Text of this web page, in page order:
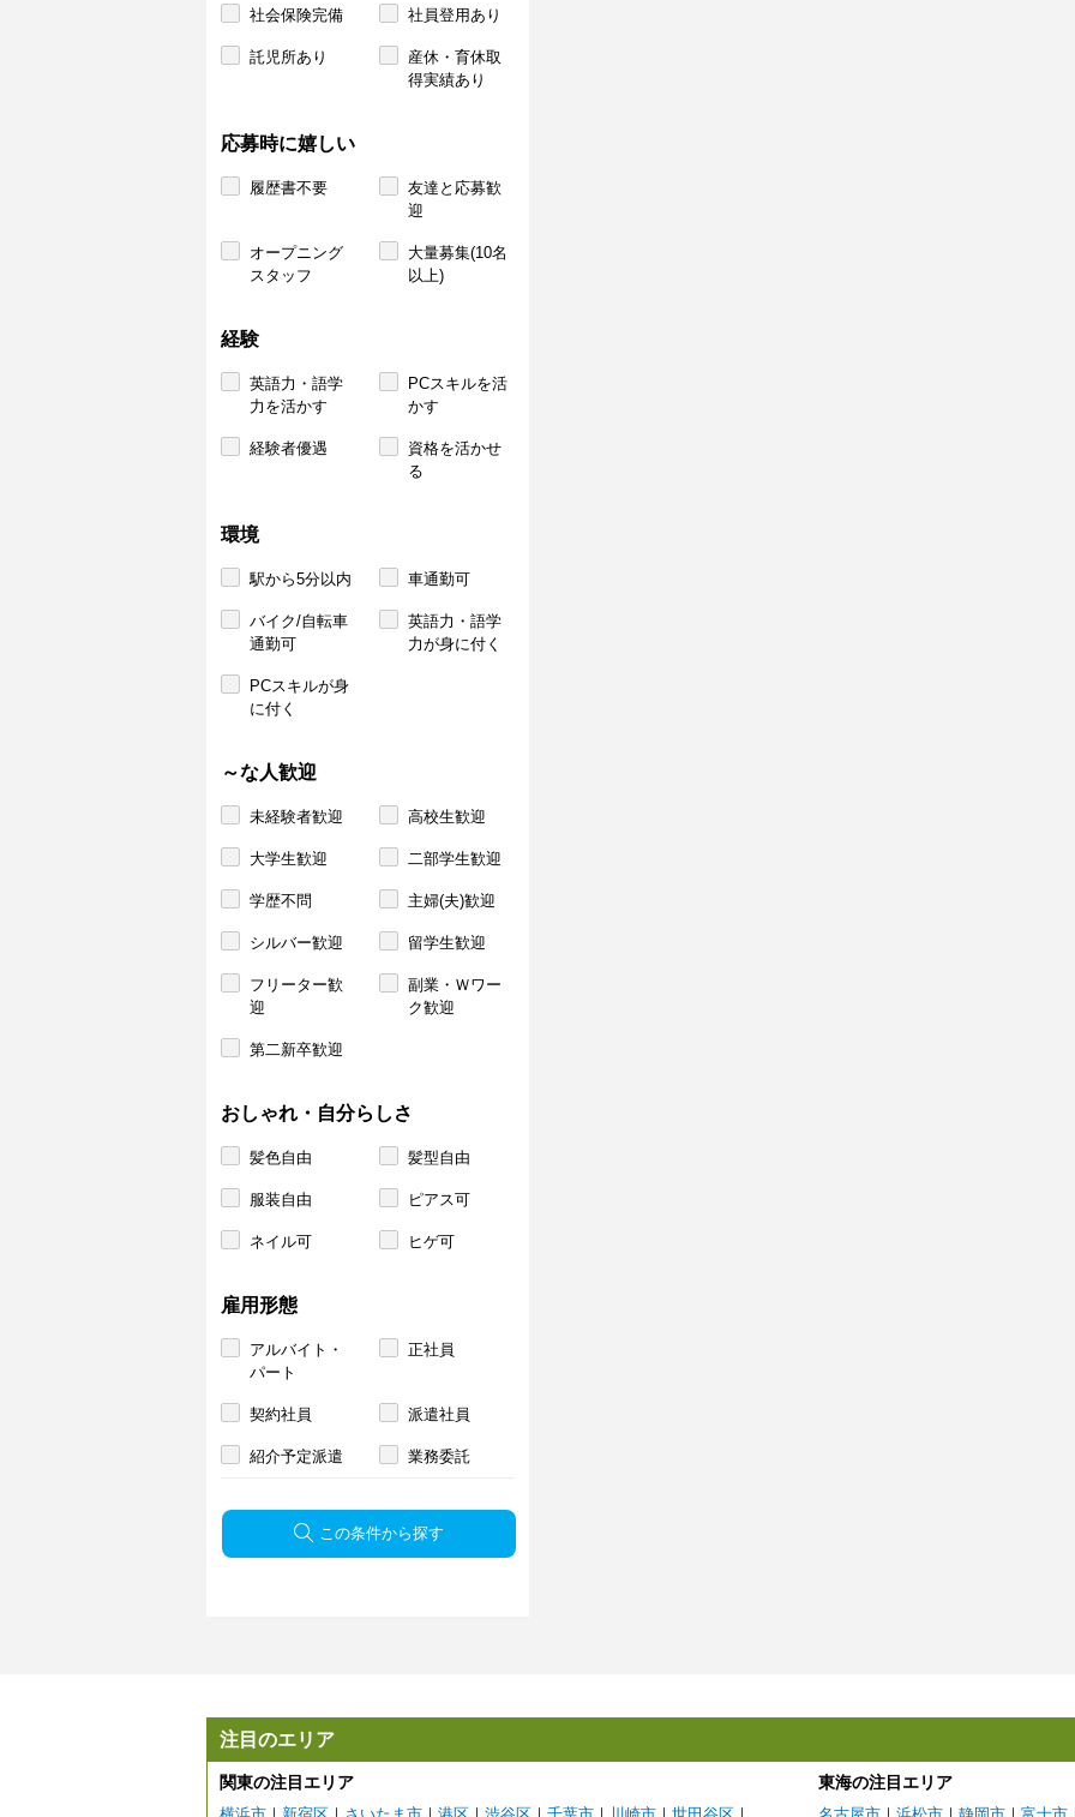
社会保険完備 社員登用あり
託児所あり
産休・育休取
得実績あり
応募時に嬉しい
履歴書不要
友達と応募歓
迎
オープニング
スタッフ
大量募集(10名
以上)
経験
英語力・語学
力を活かす
PCスキルを活
かす
経験者優遇
資格を活かせ
る
環境
駅から5分以内 車通勤可
バイク/自転車
通勤可
英語力・語学
力が身に付く
PCスキルが身
に付く
～な人歓迎
未経験者歓迎 高校生歓迎
大学生歓迎 二部学生歓迎
学歴不問 主婦(夫)歓迎
シルバー歓迎 留学生歓迎
フリーター歓
迎
副業・Ｗワー
ク歓迎
第二新卒歓迎
おしゃれ・自分らしさ
髪色自由 髪型自由
服装自由 ピアス可
ネイル可 ヒゲ可
雇用形態
アルバイト・
パート
正社員
契約社員 派遣社員
紹介予定派遣 業務委託
この条件から探す
注目のエリア
関東の注目エリア 東海の注目エリア